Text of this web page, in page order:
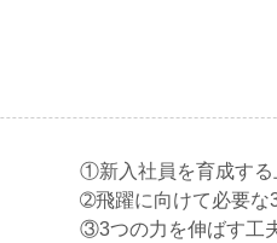
①新入社員を育成する
➁飛躍に向けて必要な
③3つの力を伸ばす工